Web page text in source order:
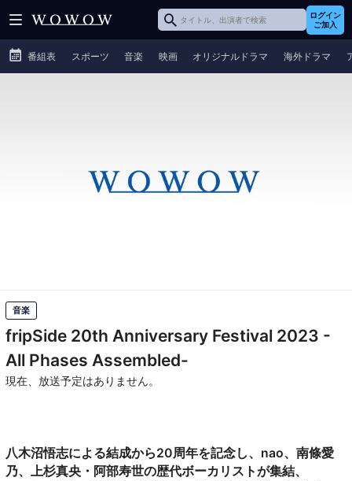
ログイン
ご加入
番組表 スポーツ 音楽 映画 オリジナルドラマ 海外ドラマ
音楽
fripSide 20th Anniversary Festival 2023 -
All Phases Assembled-
現在、放送予定はありません。
八木沼悟志による結成から20周年を記念し、nao、南條愛
乃、上杉真央・阿部寿世の歴代ボーカリストが集結、